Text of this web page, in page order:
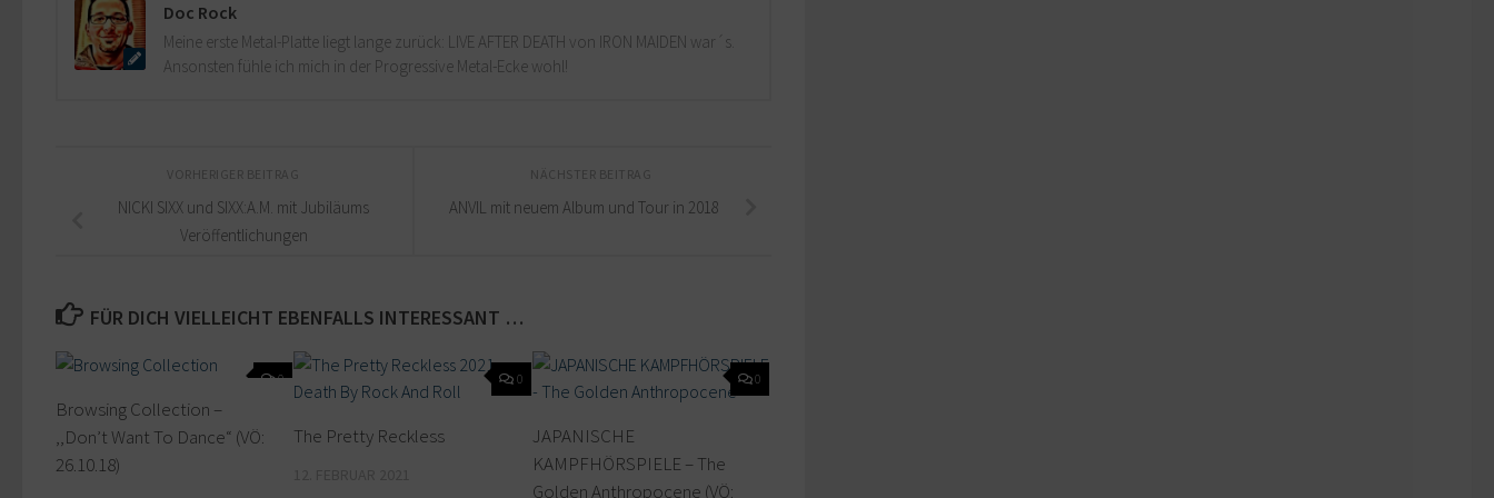
Doc Rock
Meine erste Metal-Platte liegt lange zurück: LIVE AFTER DEATH von IRON MAIDEN war´s.
Ansonsten fühle ich mich in der Progressive Metal-Ecke wohl!
NÄCHSTER BEITRAG
ANVIL mit neuem Album und Tour in 2018
VORHERIGER BEITRAG
NICKI SIXX und SIXX:A.M. mit Jubiläums
Veröffentlichungen
FÜR DICH VIELLEICHT EBENFALLS INTERESSANT …
0
Browsing Collection –
,,Don’t Want To Dance“ (VÖ:
26.10.18)
0
The Pretty Reckless
0
JAPANISCHE
KAMPFHÖRSPIELE – The
Golden Anthropocene (VÖ: